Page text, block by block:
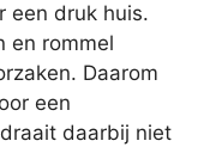
een druk huis.
en rommel
Daarom
een
daarbij niet